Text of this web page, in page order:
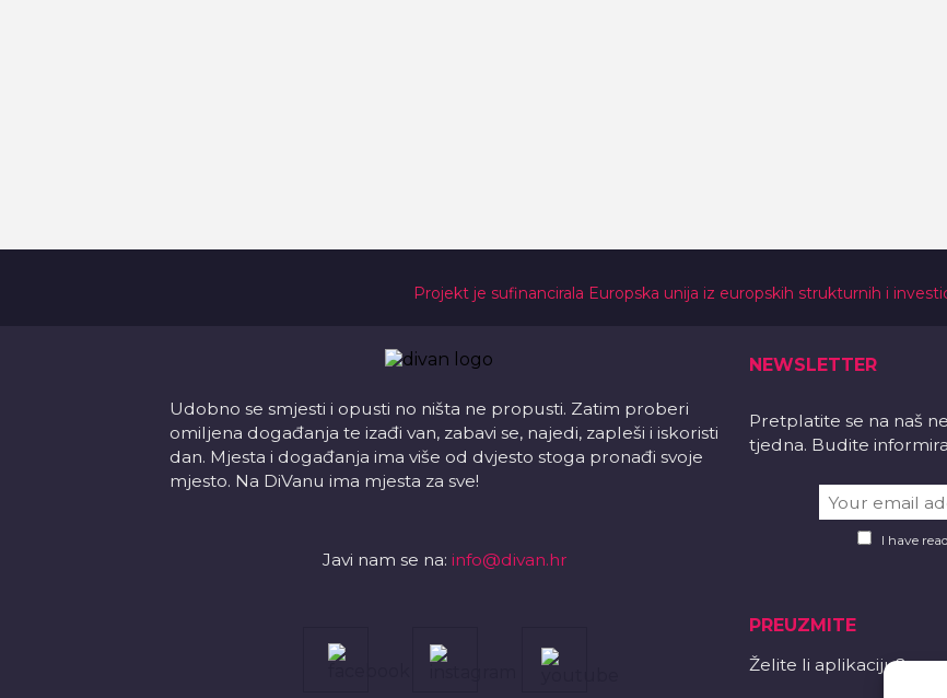
Projekt je sufinancirala Europska unija iz europskih strukturnih i
Udobno se smjesti i opusti no ništa ne propusti. Zatim proberi
omiljena događanja te izađi van, zabavi se, najedi, zapleši i iskoristi
dan. Mjesta i događanja ima više od dvjesto stoga pronađi svoje
mjesto. Na DiVanu ima mjesta za sve!
Javi nam se na: info@divan.hr
NEWSLETTER
Pretplatite se na naš
tjedna. Budite
I have
PREUZMITE
Želite li aplikaciju?